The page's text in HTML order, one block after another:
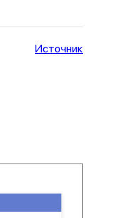
Источник